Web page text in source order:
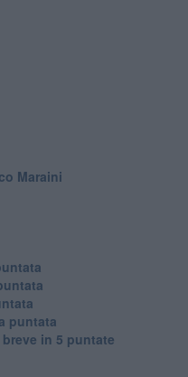
Maraini
puntata
breve in 5 puntate